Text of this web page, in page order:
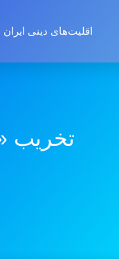
اقلیت‌های دینی ایران